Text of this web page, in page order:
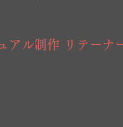
アル制作 リテーナ